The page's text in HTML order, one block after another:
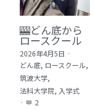
🎰どん底から
ロースクール
2026年4月5日 ·
どん底, ロースクール,
筑波大学,
法科大学院, 入学式
·
2